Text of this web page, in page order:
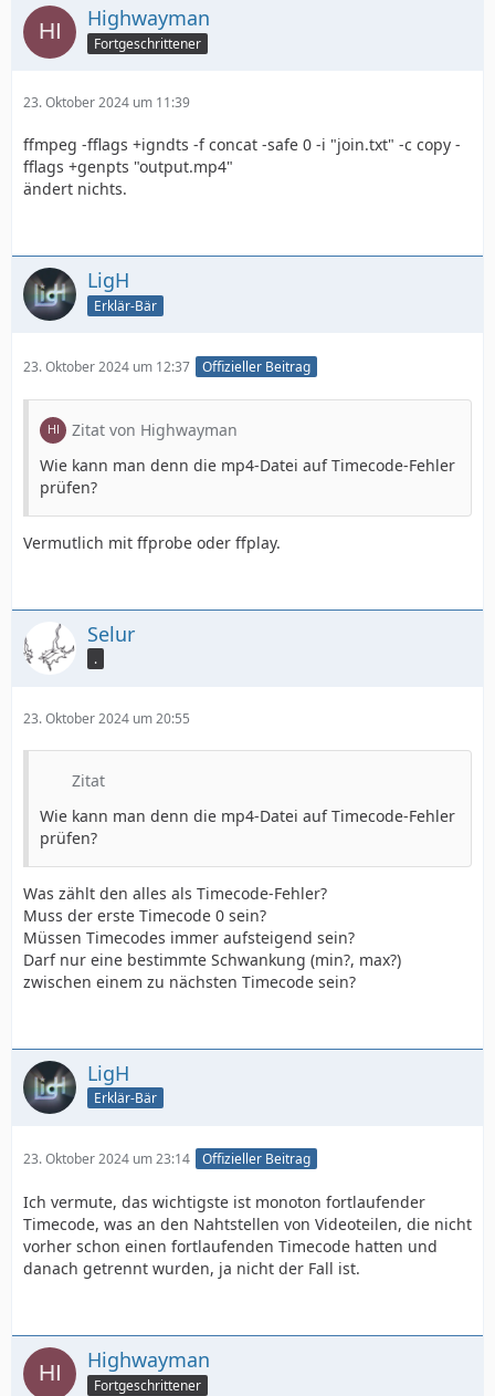
Highwayman
Fortgeschrittener
23. Oktober 2024 um 11:39
ffmpeg -fflags +igndts -f concat -safe 0 -i "join.txt" -c copy -
fflags +genpts "output.mp4"
ändert nichts.
LigH
Erklär-Bär
23. Oktober 2024 um 12:37 Offizieller Beitrag
Zitat von Highwayman
Wie kann man denn die mp4-Datei auf Timecode-Fehler
prüfen?
Vermutlich mit ffprobe oder ffplay.
Selur
.
23. Oktober 2024 um 20:55
Zitat
Wie kann man denn die mp4-Datei auf Timecode-Fehler
prüfen?
Was zählt den alles als Timecode-Fehler?
Muss der erste Timecode 0 sein?
Müssen Timecodes immer aufsteigend sein?
Darf nur eine bestimmte Schwankung (min?, max?)
zwischen einem zu nächsten Timecode sein?
LigH
Erklär-Bär
23. Oktober 2024 um 23:14 Offizieller Beitrag
Ich vermute, das wichtigste ist monoton fortlaufender
Timecode, was an den Nahtstellen von Videoteilen, die nicht
vorher schon einen fortlaufenden Timecode hatten und
danach getrennt wurden, ja nicht der Fall ist.
Highwayman
Fortgeschrittener